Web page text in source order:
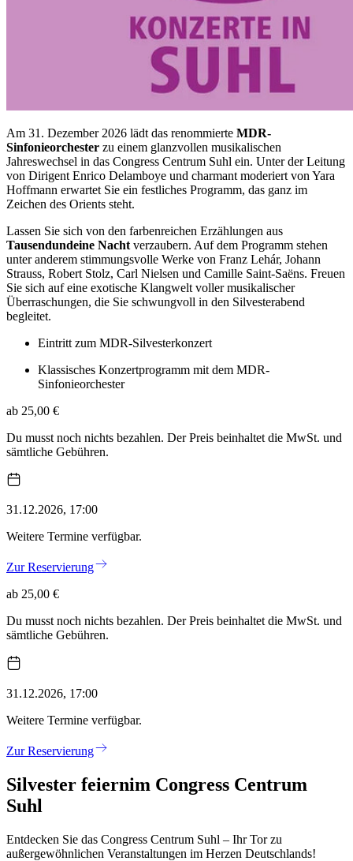
Am 31. Dezember 2026 lädt das renommierte MDR-
Sinfonieorchester zu einem glanzvollen musikalischen
Jahreswechsel in das Congress Centrum Suhl ein. Unter der Leitung
von Dirigent Enrico Delamboye und charmant moderiert von Yara
Hoffmann erwartet Sie ein festliches Programm, das ganz im
Zeichen des Orients steht.
Lassen Sie sich von den farbenreichen Erzählungen aus
Tausendundeine Nacht verzaubern. Auf dem Programm stehen
unter anderem stimmungsvolle Werke von Franz Lehár, Johann
Strauss, Robert Stolz, Carl Nielsen und Camille Saint-Saëns. Freuen
Sie sich auf eine exotische Klangwelt voller musikalischer
Überraschungen, die Sie schwungvoll in den Silvesterabend
begleitet.
Eintritt zum MDR-Silvesterkonzert
Klassisches Konzertprogramm mit dem MDR-
Sinfonieorchester
ab 25,00 €
Du musst noch nichts bezahlen. Der Preis beinhaltet die MwSt. und
sämtliche Gebühren.
31.12.2026, 17:00
Weitere Termine verfügbar.
Zur Reservierung
ab 25,00 €
Du musst noch nichts bezahlen. Der Preis beinhaltet die MwSt. und
sämtliche Gebühren.
31.12.2026, 17:00
Weitere Termine verfügbar.
Zur Reservierung
Silvester feiernim Congress Centrum
Suhl
Entdecken Sie das Congress Centrum Suhl – Ihr Tor zu
außergewöhnlichen Veranstaltungen im Herzen Deutschlands!